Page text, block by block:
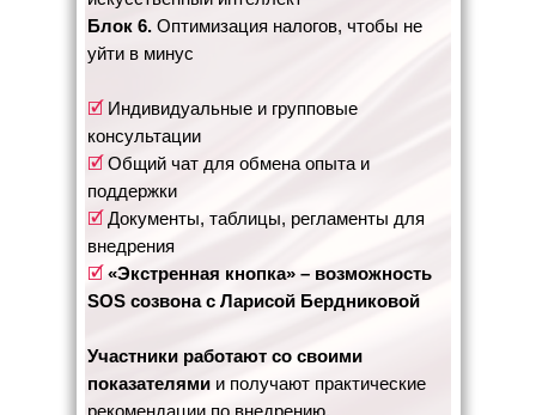
Блок 6. Оптимизация налогов, чтобы не
уйти в минус
🗹 Индивидуальные и групповые
консультации
🗹 Общий чат для обмена опыта и
поддержки
🗹 Документы, таблицы, регламенты для
внедрения
🗹 «Экстренная кнопка» – возможность
SOS созвона с Ларисой Бердниковой
Участники работают со своими
показателями и получают практические
рекомендации по внедрению.